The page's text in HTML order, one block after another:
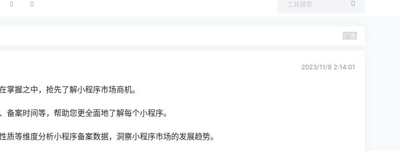
2023/11/9 2:14:01
握之中，抢先了解小程序市场商机。
案时间等，帮助您更全面地了解每个小程序。
等维度分析小程序备案数据，洞察小程序市场的发展趋势。